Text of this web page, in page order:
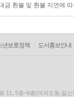
금 환불 및 환불 지연에
년보호정책 도서홍보안내
11, 5층~6층(여의도동,일신